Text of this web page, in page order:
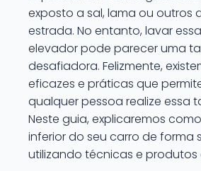
exposto a sal, lama ou outros
estrada. No entanto, lavar
elevador pode parecer uma
desafiadora. Felizmente,
eficazes e práticas que
qualquer pessoa realize essa
Neste guia, explicaremos
inferior do seu carro de forma
utilizando técnicas e